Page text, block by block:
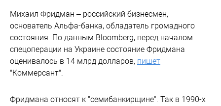
Михаил Фридман – российский бизнесмен,
основатель Альфа-банка, обладатель громадного
состояния. По данным Bloomberg, перед началом
спецоперации на Украине состояние Фридмана
оценивалось в 14 млрд долларов, пишет
"Коммерсант".
Фридмана относят к "семибанкирщине". Так в 1990-х